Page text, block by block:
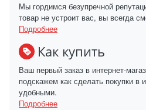
Мы гордимся безупречной
товар не устроит вас, вы всегда
Подробнее
Как купить
Ваш первый заказ в интернет-
подскажем как сделать покупки в
удобными.
Подробнее